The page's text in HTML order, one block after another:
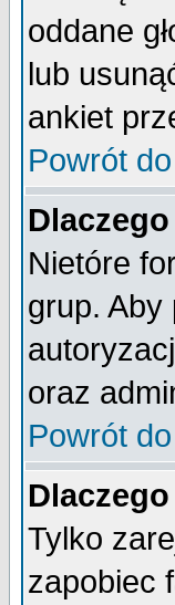
oddane
lub
ankiet
Powrót
Nietóre
grup.
oraz
Powrót
Tylko
zapobiec